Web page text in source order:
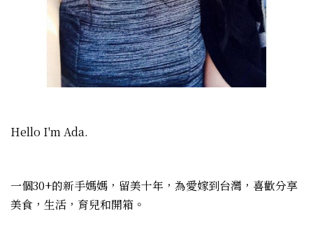
Hello I'm Ada.
一個30+的新手媽媽，留美十年，為愛嫁到台灣，喜歡分享
美食，生活，育兒和開箱。